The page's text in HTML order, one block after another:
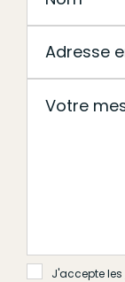
J'accepte les